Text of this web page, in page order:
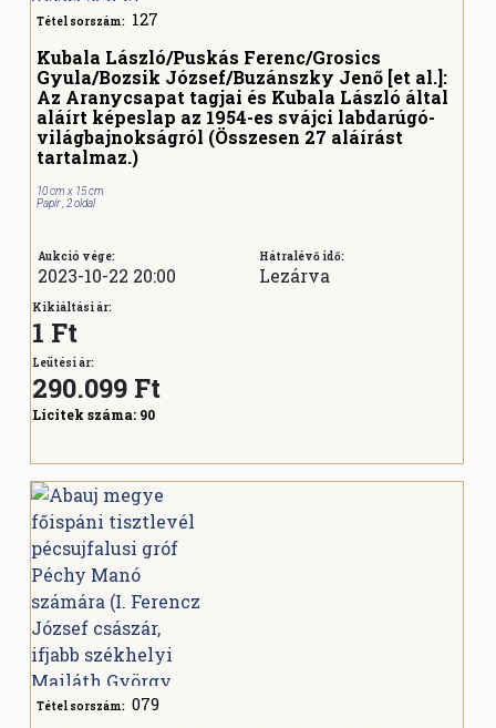
Tétel sorszám: 127
Kubala László/Puskás Ferenc/Grosics
Gyula/Bozsik József/Buzánszky Jenő [et al.]:
Az Aranycsapat tagjai és Kubala László által
aláírt képeslap az 1954-es svájci labdarúgó-
világbajnokságról (Összesen 27 aláírást
tartalmaz.)
10 cm x 15 cm
Papír , 2 oldal
Aukció vége:
2023-10-22 20:00
Hátralévő idő:
Lezárva
Kikiáltási ár:
1 Ft
Leütési ár:
290.099 Ft
Licitek száma: 90
Tétel sorszám: 079